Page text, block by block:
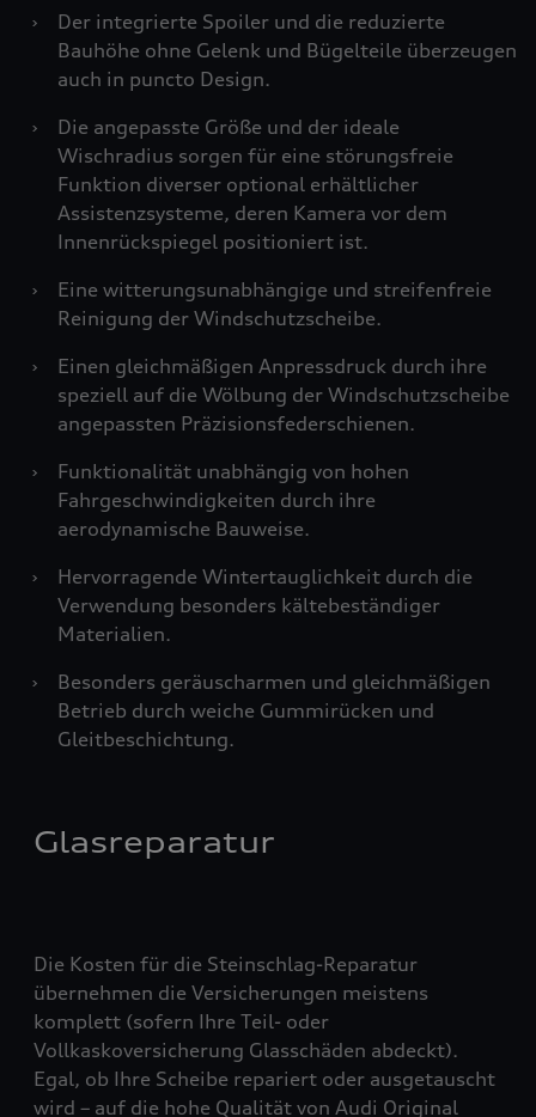
›
Der integrierte Spoiler und die reduzierte
Bauhöhe ohne Gelenk und Bügelteile überzeugen
auch in puncto Design.
›
Die angepasste Größe und der ideale
Wischradius sorgen für eine störungsfreie
Funktion diverser optional erhältlicher
Assistenzsysteme, deren Kamera vor dem
Innenrückspiegel positioniert ist.
›
Eine witterungsunabhängige und streifenfreie
Reinigung der Windschutzscheibe.
›
Einen gleichmäßigen Anpressdruck durch ihre
speziell auf die Wölbung der Windschutzscheibe
angepassten Präzisionsfederschienen.
›
Funktionalität unabhängig von hohen
Fahrgeschwindigkeiten durch ihre
aerodynamische Bauweise.
›
Hervorragende Wintertauglichkeit durch die
Verwendung besonders kältebeständiger
Materialien.
›
Besonders geräuscharmen und gleichmäßigen
Betrieb durch weiche Gummirücken und
Gleitbeschichtung.
Glasreparatur
Die Kosten für die Steinschlag-Reparatur
übernehmen die Versicherungen meistens
komplett (sofern Ihre Teil- oder
Vollkaskoversicherung Glasschäden abdeckt).
Egal, ob Ihre Scheibe repariert oder ausgetauscht
wird – auf die hohe Qualität von Audi Original